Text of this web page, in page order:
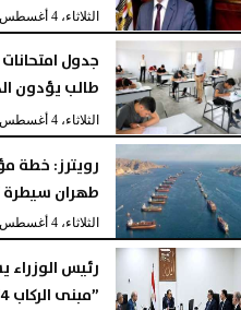
الثلاثاء، 4 أغسطس 2026
طالب يؤدون
الثلاثاء، 4 أغسطس 2026
رويترز: خطة
طهران سيطرة
الثلاثاء، 4 أغسطس 2026
رئيس
”مبنى الركاب 4” بمطار القاهرة الدولي